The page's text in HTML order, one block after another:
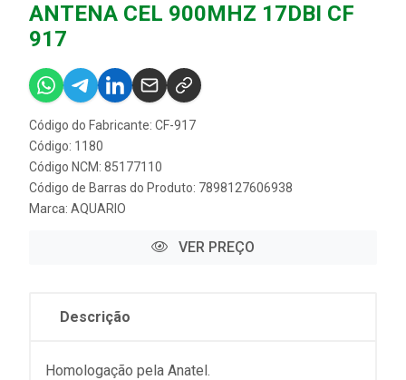
ANTENA CEL 900MHZ 17DBI CF
917
Código do Fabricante: CF-917
Código: 1180
Código NCM: 85177110
Código de Barras do Produto: 7898127606938
Marca: AQUARIO
VER PREÇO
Descrição
Homologação pela Anatel.